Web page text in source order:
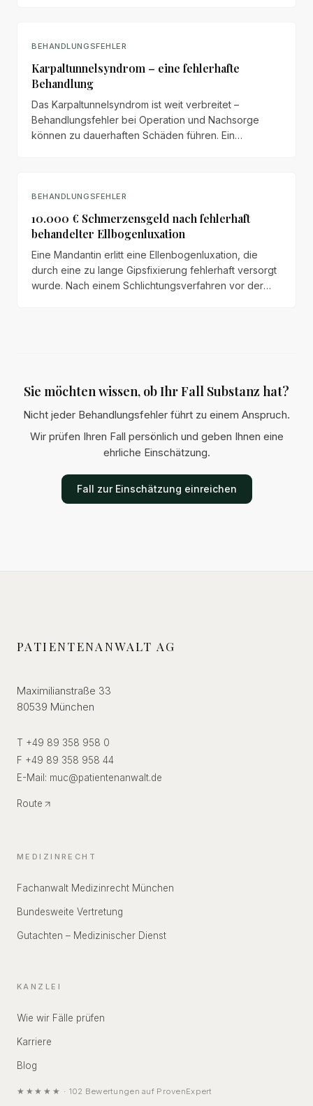
BEHANDLUNGSFEHLER
Karpaltunnelsyndrom – eine fehlerhafte
Behandlung
Das Karpaltunnelsyndrom ist weit verbreitet –
Behandlungsfehler bei Operation und Nachsorge
können zu dauerhaften Schäden führen. Ein
BEHANDLUNGSFEHLER
10.000 € Schmerzensgeld nach fehlerhaft
behandelter Ellbogenluxation
Eine Mandantin erlitt eine Ellenbogenluxation, die
durch eine zu lange Gipsfixierung fehlerhaft versorgt
wurde. Nach einem Schlichtungsverfahren vor der
Sie möchten wissen, ob Ihr Fall Substanz hat?
Nicht jeder Behandlungsfehler führt zu einem Anspruch.
Wir prüfen Ihren Fall persönlich und geben Ihnen eine
ehrliche Einschätzung.
Fall zur Einschätzung einreichen
PATIENTENANWALT AG
Maximilianstraße 33
80539 München
T +49 89 358 958 0
F +49 89 358 958 44
E-Mail: muc@patientenanwalt.de
Route
MEDIZINRECHT
Fachanwalt Medizinrecht München
Bundesweite Vertretung
Gutachten – Medizinischer Dienst
KANZLEI
Wie wir Fälle prüfen
Karriere
Blog
★★★★★ · 102 Bewertungen auf ProvenExpert